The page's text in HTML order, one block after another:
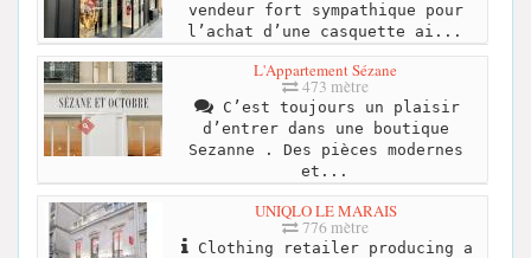
vendeur fort sympathique pour
l’achat d’une casquette ai...
L'Appartement Sézane
473 mètre
C’est toujours un plaisir
d’entrer dans une boutique
Sezanne . Des pièces modernes
et...
UNIQLO LE MARAIS
776 mètre
Clothing retailer producing a